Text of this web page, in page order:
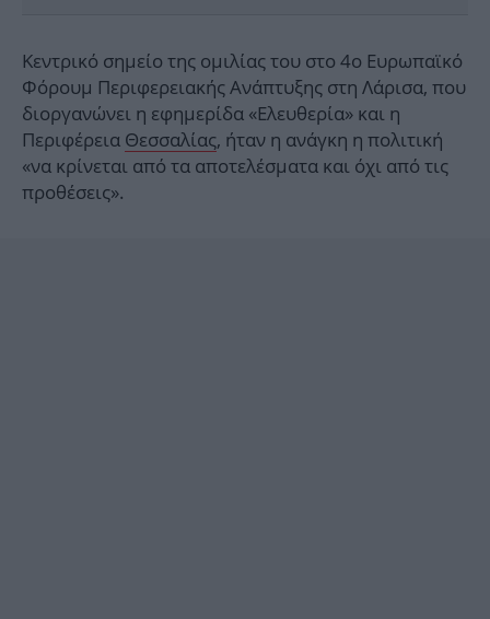
Κεντρικό σημείο της ομιλίας του στο 4ο Ευρωπαϊκό
Φόρουμ Περιφερειακής Ανάπτυξης στη Λάρισα, που
διοργανώνει η εφημερίδα «Ελευθερία» και η
Περιφέρεια Θεσσαλίας, ήταν η ανάγκη η πολιτική
«να κρίνεται από τα αποτελέσματα και όχι από τις
προθέσεις».